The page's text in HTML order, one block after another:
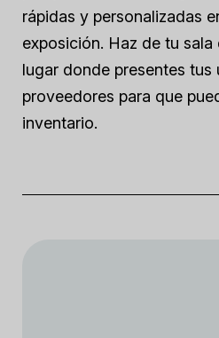
rápidas y personalizadas
exposición. Haz de tu sala
lugar donde presentes tus
proveedores para que
inventario.